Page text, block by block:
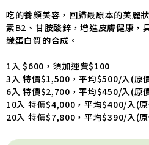
吃的養顏美容，回歸最原本的美麗
素B2、甘胺酸鋅，增進皮膚健康，
織蛋白質的合成。
1入 $600，須加運費$100
3入 特價$1,500，平均$500/入(原
6入 特價$2,700，平均$450/入(原
10入 特價$4,000，平均$400/入(
20入 特價$7,800，平均$390/入(